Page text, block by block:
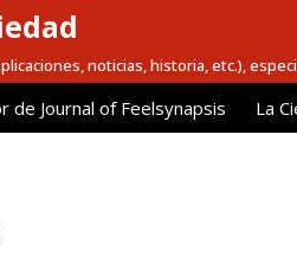
noticias, historia, etc.),
de Journal of Feelsynapsis La